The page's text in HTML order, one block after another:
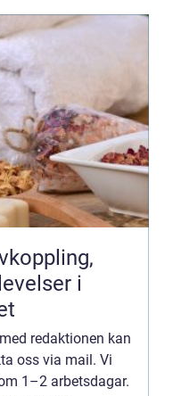
i
redaktionen kan
oss via mail. Vi
1–2 arbetsdagar.